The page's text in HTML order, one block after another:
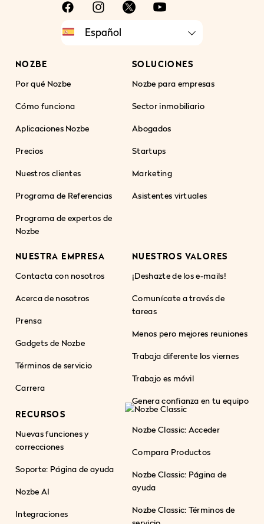
NOZBE
Por qué Nozbe
Cómo funciona
Aplicaciones Nozbe
Precios
Nuestros clientes
Programa de Referencias
Programa de expertos de
Nozbe
SOLUCIONES
Nozbe para empresas
Sector inmobiliario
Abogados
Startups
Marketing
Asistentes virtuales
NUESTRA EMPRESA
Contacta con nosotros
Acerca de nosotros
Prensa
Gadgets de Nozbe
Términos de servicio
Carrera
NUESTROS VALORES
¡Deshazte de los e-mails!
Comunícate a través de
tareas
Menos pero mejores reuniones
Trabaja diferente los viernes
Trabajo es móvil
Genera confianza en tu equipo
RECURSOS
Nuevas funciones y
correcciones
Soporte: Página de ayuda
Nozbe AI
Integraciones
Nozbe Classic: Acceder
Compara Productos
Nozbe Classic: Página de
ayuda
Nozbe Classic: Términos de